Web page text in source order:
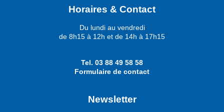
Horaires & Contact
Du lundi au vendredi
de 8h15 à 12h et de 14h à 17h15
Tel. 03 88 49 58 58
Formulaire de contact
Newsletter